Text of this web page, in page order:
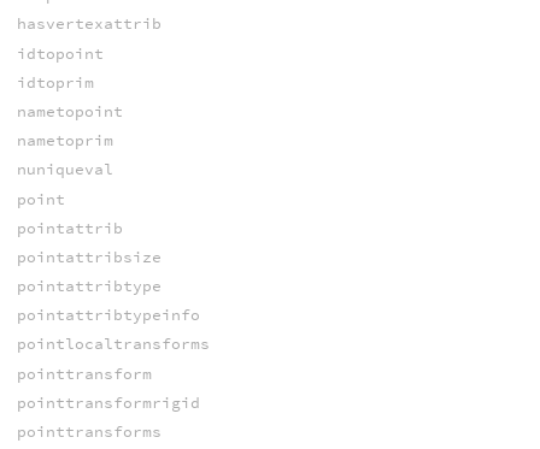
hasvertexattrib
idtopoint
idtoprim
nametopoint
nametoprim
nuniqueval
point
pointattrib
pointattribsize
pointattribtype
pointattribtypeinfo
pointlocaltransforms
pointtransform
pointtransformrigid
pointtransforms